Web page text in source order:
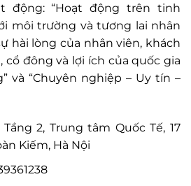
động: “Hoạt động trên tinh
môi trường và tương lai nhân
hài lòng của nhân viên, khách
cổ đông và lợi ích của quốc gia
và “Chuyên nghiệp – Uy tín –
2, Trung tâm Quốc Tế, 17
Kiếm, Hà Nội